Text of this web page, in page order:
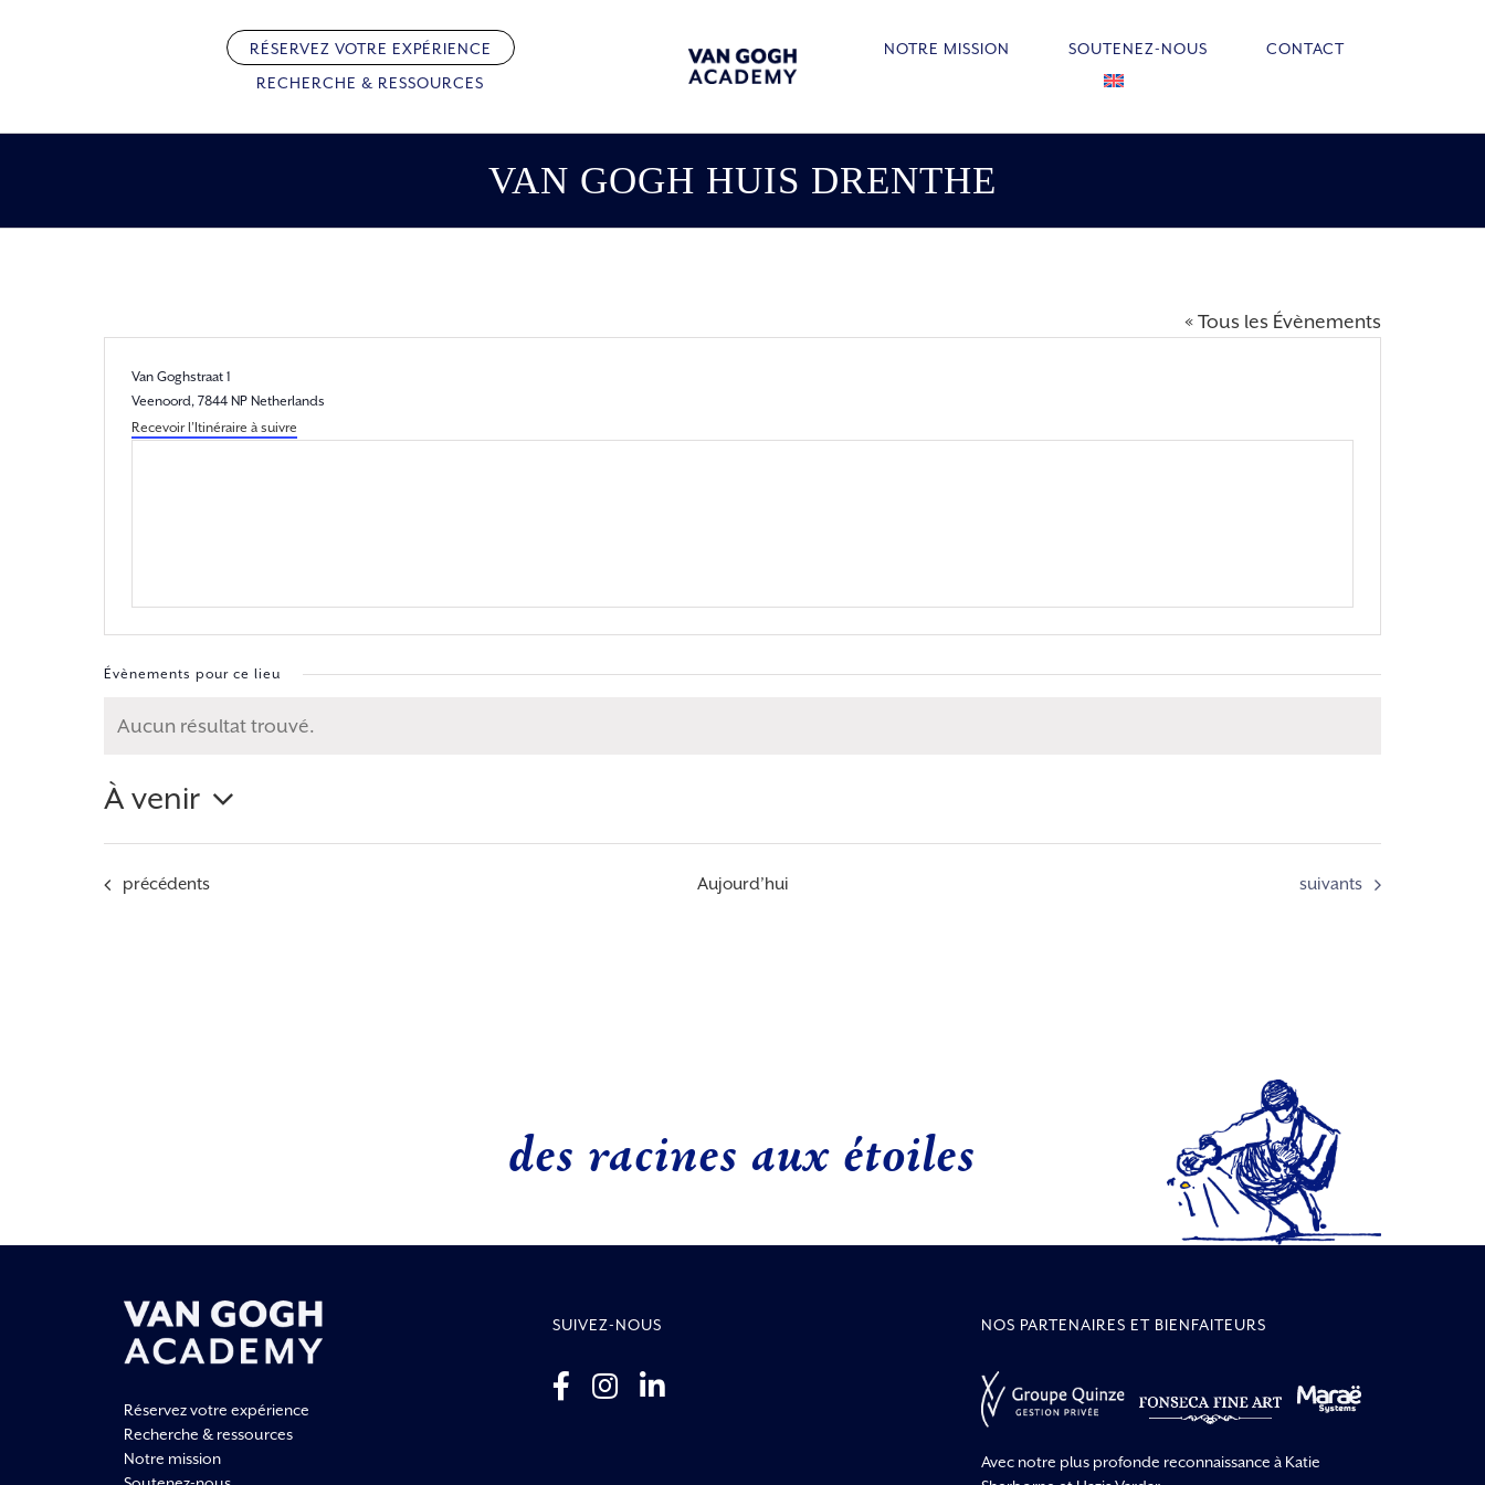
RÉSERVEZ VOTRE EXPÉRIENCE
RECHERCHE & RESSOURCES
NOTRE MISSION SOUTENEZ-NOUS CONTACT
VAN GOGH HUIS DRENTHE
« Tous les Évènements
Adresse
Van Goghstraat 1
Veenoord, 7844 NP Netherlands
Recevoir l’Itinéraire à suivre
Évènements pour ce lieu
Notice
Aucun résultat trouvé.
À venir
Sélectionnez
une
Évènements
précédents Aujourd’hui Évènements
suivants
des racines aux étoiles
Réservez votre expérience
Recherche & ressources
Notre mission
SUIVEZ-NOUS NOS PARTENAIRES ET BIENFAITEURS
Avec notre plus profonde reconnaissance à Katie